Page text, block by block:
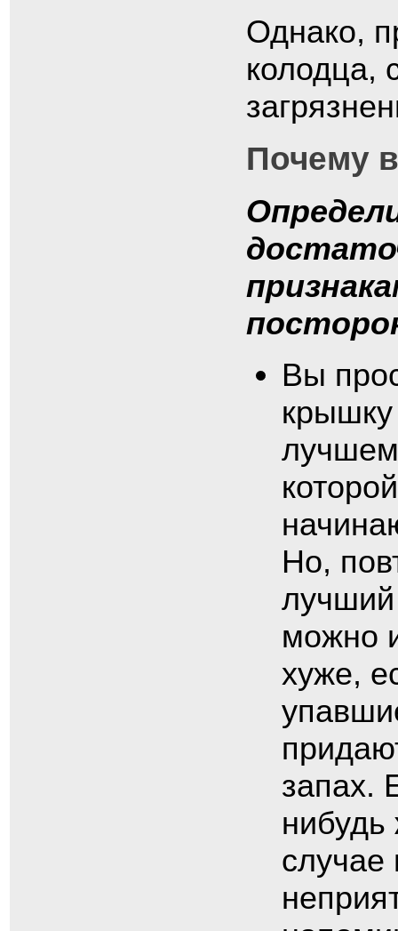
Однако,
колодца,
Почему
Вы
Но,
лучший
можно
хуже,
запах.
случае